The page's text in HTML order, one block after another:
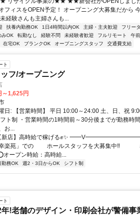
フィスをOPEN予定！ オープニング大募集だから
経験さんも主婦さんも...
扶養内勤務OK 1日4時間以内OK 主婦・主夫歓迎 フリー
みOK
転勤なし 経験不問 未経験者歓迎 フルリモート 午前
在宅OK
ブランクOK オープニングスタッフ 交通費支給
ト
フ/オープニング
1,625円
日: 【営業時間】 平日 10:00～24:00 土、日、祝
ト制 ・営業時間の1時間前～30分後までが勤務時
お...
【新店】高時給で稼げる✊️✨
幸楽苑」での ホールスタッフを大募集中‼ ↓
ープン時給：高時給...
勤務OK 週2・3日からOK シフト制
ト
!老舗のデザイン・印刷会社が警備